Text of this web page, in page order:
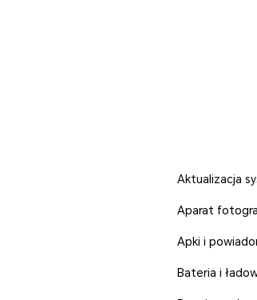
Aktualizacja
Aparat
Apki i
Bateria i